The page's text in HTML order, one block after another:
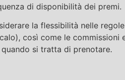
di disponibilità dei premi.
la flessibilità nelle
così come le commissioni
si tratta di prenotare.